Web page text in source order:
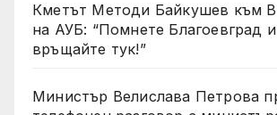
Кметът Методи Байкушев към
на АУБ: “Помнете Благоевград
връщайте тук!”
Министър Велислава Петрова